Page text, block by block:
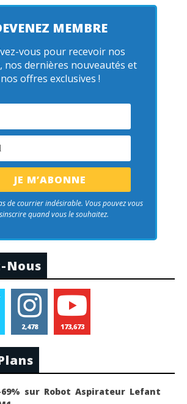
MEMBRE
vous pour recevoir nos
nos dernières nouveautés et
nos offres exclusives !
de courrier indésirable. Vous pouvez vous
quand vous le souhaitez.
Nous
2,478 173,673
sur Robot Aspirateur Lefant